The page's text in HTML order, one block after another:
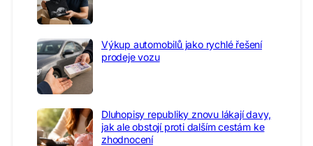
Výkup automobilů jako rychlé řešení
prodeje vozu
Dluhopisy republiky znovu lákají davy,
jak ale obstojí proti dalším cestám ke
zhodnocení